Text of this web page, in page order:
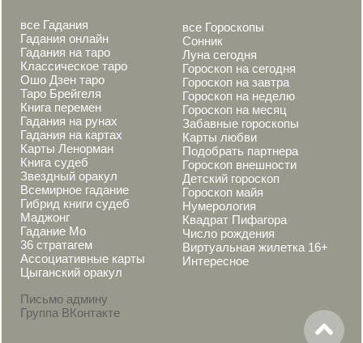
все Гадания
Гадания онлайн
Гадания на таро
Классическое таро
Ошо Дзен таро
Таро Брейгеля
Книга перемен
Гадания на рунах
Гадания на картах
Карты Ленорман
Книга судеб
Звездный оракул
Всемирное гадание
Гибрид книги судеб
Маджонг
Гадание Мо
36 стратагем
Ассоциативные карты
Цыганский оракул
Письмо админу
Группа ВКонтакте
все Гороскопы
Сонник
Луна сегодня
Гороскоп на сегодня
Гороскоп на завтра
Гороскоп на неделю
Гороскоп на месяц
Забавные гороскопы
Карты любви
Подобрать партнера
Гороскоп внешности
Детский гороскоп
Гороскоп майя
Нумерология
Квадрат Пифагора
Число рождения
Виртуальная жилетка 16+
Интересное